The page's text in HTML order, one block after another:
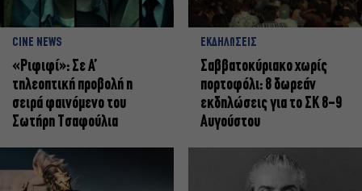
CINE NEWS
«Ριφιφί»: Σε Α’
τηλεοπτική προβολή η
σειρά φαινόμενο του
Σωτήρη Τσαφούλια
ΕΚΔΗΛΩΣΕΙΣ
Σαββατοκύριακο χωρίς
πορτοφόλι: 8 δωρεάν
εκδηλώσεις για το ΣΚ 8-9
Αυγούστου